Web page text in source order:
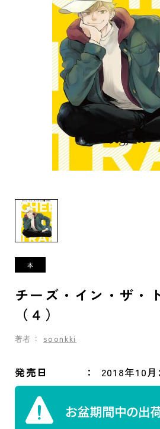
チーズ・イン・ザ・
（４）
著者： soonkki
発売日 2018年10月